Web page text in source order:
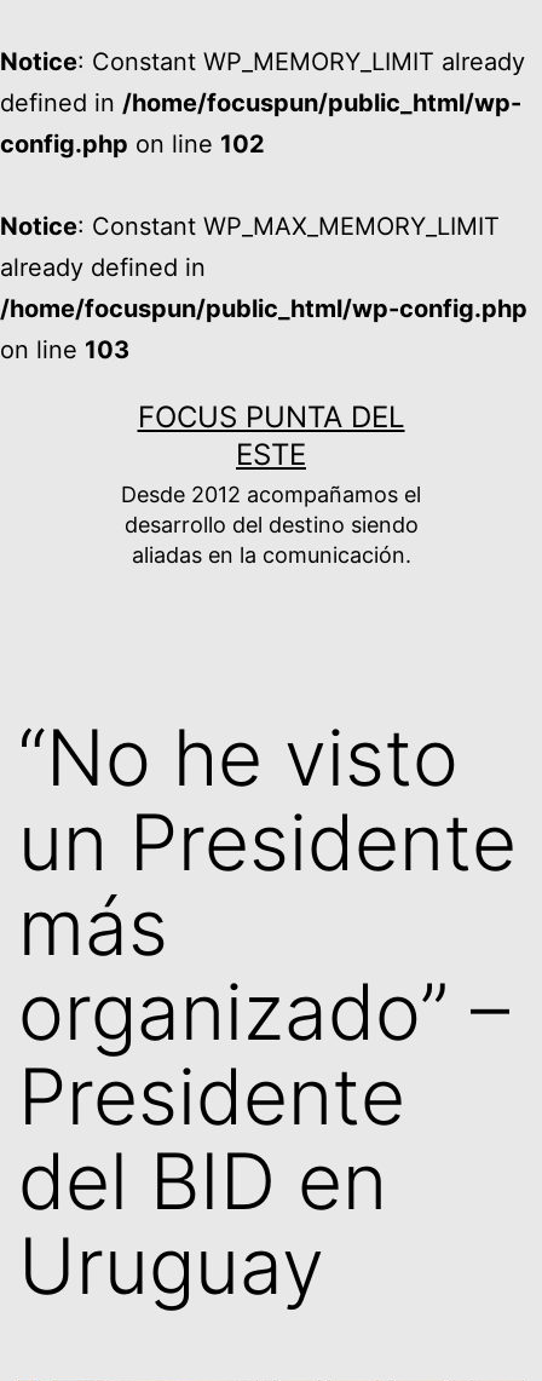
Notice: Constant WP_MEMORY_LIMIT already
defined in /home/focuspun/public_html/wp-
config.php on line 102
Notice: Constant WP_MAX_MEMORY_LIMIT
already defined in
/home/focuspun/public_html/wp-config.php
on line 103
FOCUS PUNTA DEL
ESTE
Desde 2012 acompañamos el
desarrollo del destino siendo
aliadas en la comunicación.
“No he visto
un Presidente
más
organizado” –
Presidente
del BID en
Uruguay